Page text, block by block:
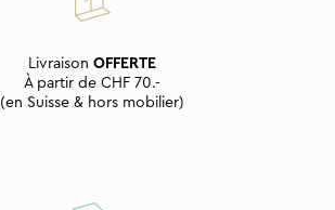
Livraison OFFERTE
À partir de CHF 70.-
(en Suisse & hors mobilier)